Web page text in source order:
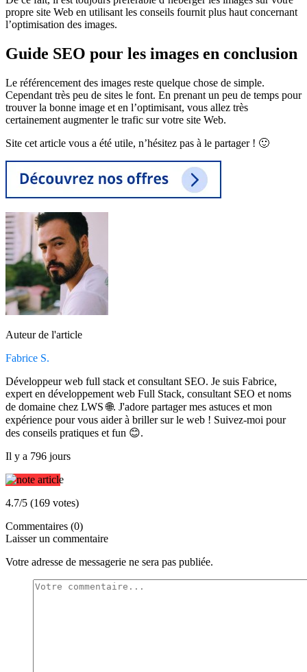
propre site Web en utilisant les conseils fournit plus haut concernant
l’optimisation des images.
Guide SEO pour les images en conclusion
Le référencement des images reste quelque chose de simple.
Cependant très peu de sites le font. En prenant un peu de temps pour
trouver la bonne image et en l’optimisant, vous allez très
certainement augmenter le trafic sur votre site Web.
Site cet article vous a été utile, n’hésitez pas à le partager ! 🙂
Auteur de l'article
Fabrice S.
Développeur web full stack et consultant SEO. Je suis Fabrice,
expert en développement web Full Stack, consultant SEO et noms
de domaine chez LWS 🌐. J'adore partager mes astuces et mon
expérience pour vous aider à briller sur le web ! Suivez-moi pour
des conseils pratiques et fun 😊.
Il y a 796 jours
4.7/5 (169 votes)
Commentaires (0)
Laisser un commentaire
Votre adresse de messagerie ne sera pas publiée.